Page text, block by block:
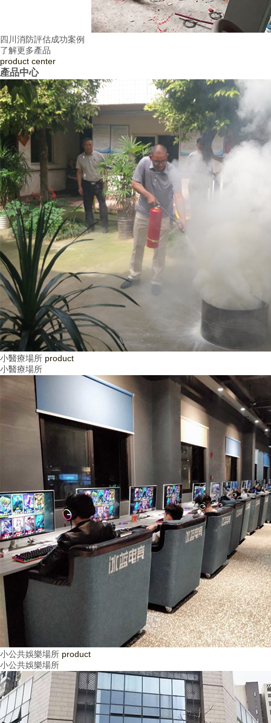
四川消防評估成功案例
了解更多產品
product center
產品中心
小醫療場所 product
小醫療場所
小公共娛樂場所 product
小公共娛樂場所